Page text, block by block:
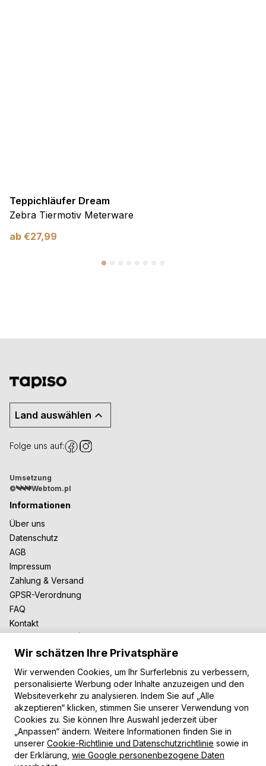
Teppichläufer Dream
Zebra Tiermotiv Meterware
ab €27,99
Land auswählen
Folge uns auf:
Umsetzung
©
Webtom.pl
Informationen
Über uns
Datenschutz
AGB
Impressum
Zahlung & Versand
GPSR-Verordnung
FAQ
Kontakt
Zusammenarbeit
Für Blogger
B2B-Zusammenarbeit
Unsere Teppiche
Moderne Teppiche
Vintage Teppiche
Shaggy Teppiche
Kinderteppiche
Zahlungsarten
Wir schätzen Ihre Privatsphäre
Wir verwenden Cookies, um Ihr Surferlebnis zu verbessern,
personalisierte Werbung oder Inhalte anzuzeigen und den
Websiteverkehr zu analysieren. Indem Sie auf „Alle
akzeptieren“ klicken, stimmen Sie unserer Verwendung von
Cookies zu. Sie können Ihre Auswahl jederzeit über
„Anpassen“ ändern. Weitere Informationen finden Sie in
unserer Cookie-Richtlinie und Datenschutzrichtlinie sowie in
der Erklärung, wie Google personenbezogene Daten